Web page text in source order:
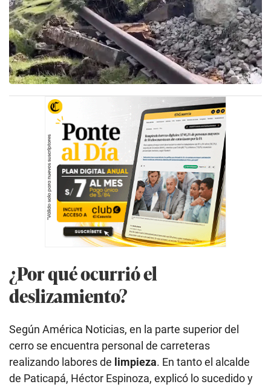
¿Por qué ocurrió el
deslizamiento?
Según América Noticias, en la parte superior del
cerro se encuentra personal de carreteras
realizando labores de limpieza. En tanto el alcalde
de Paticapá, Héctor Espinoza, explicó lo sucedido y